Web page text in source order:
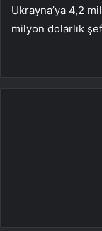
Ukrayna’ya 4,2
milyon dolarlık